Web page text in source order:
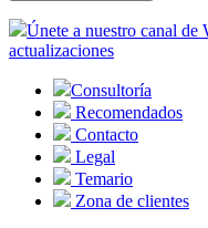
Únete a nuestro canal
actualizaciones
Consultoría
Recomendados
Contacto
Legal
Temario
Zona de clientes